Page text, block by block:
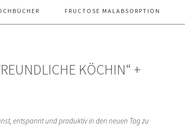
FRUCTOSE MALABSORPTION
KÖCHIN“ +
entspannt und produktiv in den neuen Tag zu